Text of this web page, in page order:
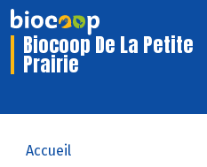
Biocoop De La Petite
Prairie
Accueil